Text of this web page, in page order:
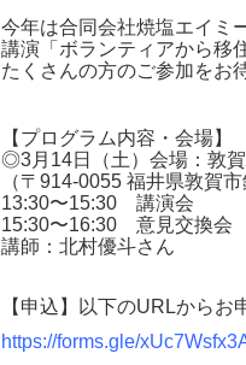
今年は合同会社焼塩エイミ
講演「ボランティアから移
たくさんの方のご参加をお
【プログラム内容・会場】
◎3月14日（土）会場：敦
（〒914-0055 福井県敦賀
13:30〜15:30 講演会
15:30〜16:30 意見交換会
講師：北村優斗さん
【申込】以下のURLからお
https://forms.gle/